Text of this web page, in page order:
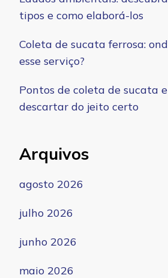
tipos e como elaborá-los
Coleta de sucata ferrosa:
esse serviço?
Pontos de coleta de sucata
descartar do jeito certo
Arquivos
agosto 2026
julho 2026
junho 2026
maio 2026